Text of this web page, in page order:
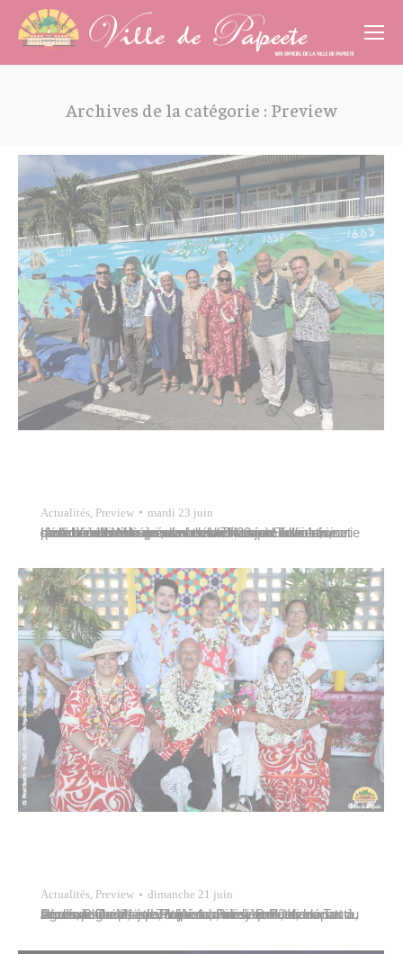
Archives de la catégorie : Preview
Actualités Preview mardi 23 juin
L’école de la Mission a vécu un moment particulièrement émouvant mardi 23 juin à l’occasion de la bénédiction de sa nouvelle fresque murale, une œuvre collective qui vient désormais embellir le quotidien des élèves, de la communauté éducative et de l’ensemble du quartier de La Mission. La cérémonie s’est déroulée en présence de Thomas Slowinski,…
Actualités, Preview dimanche 21 juin
Le dimanche 21 juin, à l’occasion de la Fête des Pères, le Tavana de Papeete, Remy Brillant, accompagné de ses adjoints, Jules Ienfa, Ioana Tautu, Agnès Champs et Leila Auraa, ainsi que des mama du Utuafare Oaoa, a participé à la cérémonie de départ à la retraite de Moïse Tutairi du ministère du diaconat au…
Cookies management panel